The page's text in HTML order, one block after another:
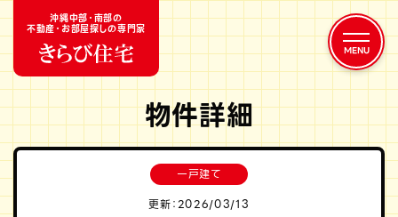
沖縄中部・南部の
不動産・お部屋探しの専門家
物件詳細
一戸建て
更新：2026/03/13